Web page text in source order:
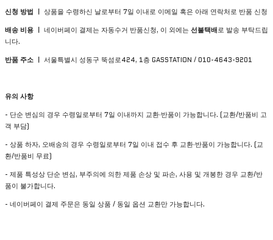
신청 방법 ㅣ 상품을 수령하신 날로부터 7일 이내로 이메일 혹은 아래 연락처로 반품 신청
배송 비용 ㅣ 네이버페이 결제는 자동수거 반품신청, 이 외에는선불택배로 발송 부탁드립
니다.
반품 주소 ㅣ 서울특별시 성동구 뚝섬로424, 1층 GASSTATION / 010-4643-9201
유의 사항
- 단순 변심의 경우 수령일로부터 7일 이내까지 교환∙반품이 가능합니다. (교환/반품비 고
객 부담)
- 상품 하자, 오배송의 경우 수령일로부터 7일 이내 접수 후 교환∙반품이 가능합니다. (교
환/반품비 무료)
- 제품 특성상 단순 변심, 부주의에 의한 제품 손상 및 파손, 사용 및 개봉한 경우 교환/반
품이 불가합니다.
- 네이버페이 결제 주문은 동일 상품 / 동일 옵션 교환만 가능합니다.